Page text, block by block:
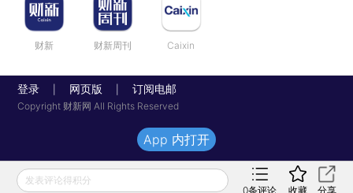
财新 财新周刊 Caixin
登录 网页版 订阅电邮
Copyright 财新网 All Rights Reserved
发表评论得积分
0条评论 收藏 分享
App 内打开